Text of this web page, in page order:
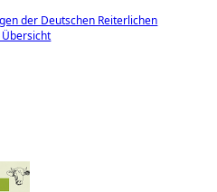
der Deutschen Reiterlichen